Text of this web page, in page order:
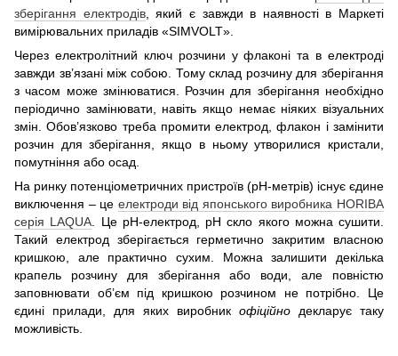
зберігання електродів, який є завжди в наявності в Маркеті
вимірювальних приладів «SIMVOLT».
Через електролітний ключ розчини у флаконі та в електроді
завжди зв’язані між собою. Тому склад розчину для зберігання
з часом може змінюватися. Розчин для зберігання необхідно
періодично замінювати, навіть якщо немає ніяких візуальних
змін. Обов’язково треба промити електрод, флакон і замінити
розчин для зберігання, якщо в ньому утворилися кристали,
помутніння або осад.
На ринку потенціометричних пристроїв (рН-метрів) існує єдине
виключення ‒ це електроди від японського виробника HORIBA
серія LAQUA. Це рН-електрод, рН скло якого можна сушити.
Такий електрод зберігається герметично закритим власною
кришкою, але практично сухим. Можна залишити декілька
крапель розчину для зберігання або води, але повністю
заповнювати об’єм під кришкою розчином не потрібно. Це
єдині прилади, для яких виробник офіційно декларує таку
можливість.